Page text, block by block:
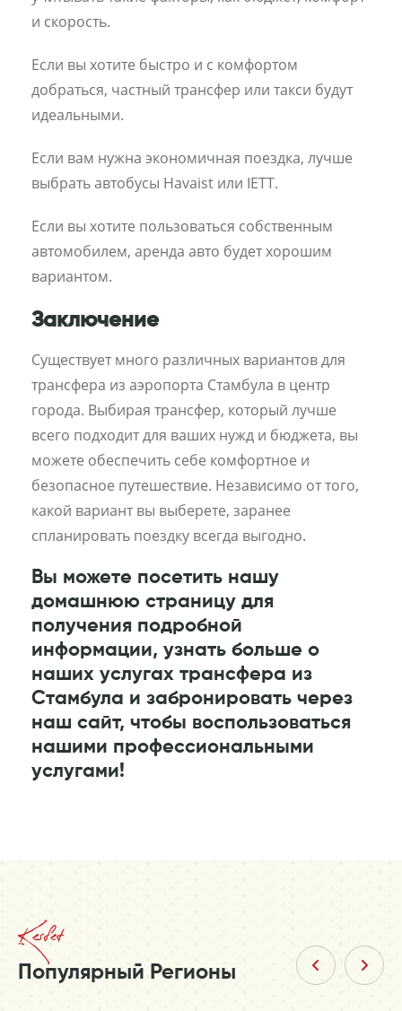
и скорость.
Если вы хотите быстро и с комфортом
добраться, частный трансфер или такси будут
идеальными.
Если вам нужна экономичная поездка, лучше
выбрать автобусы Havaist или IETT.
Если вы хотите пользоваться собственным
автомобилем, аренда авто будет хорошим
вариантом.
Заключение
Существует много различных вариантов для
трансфера из аэропорта Стамбула в центр
города. Выбирая трансфер, который лучше
всего подходит для ваших нужд и бюджета, вы
можете обеспечить себе комфортное и
безопасное путешествие. Независимо от того,
какой вариант вы выберете, заранее
спланировать поездку всегда выгодно.
Вы можете посетить нашу
домашнюю страницу для
получения подробной
информации, узнать больше о
наших услугах трансфера из
Стамбула и забронировать через
наш сайт, чтобы воспользоваться
нашими профессиональными
услугами!
Kesfet
Популярный Регионы